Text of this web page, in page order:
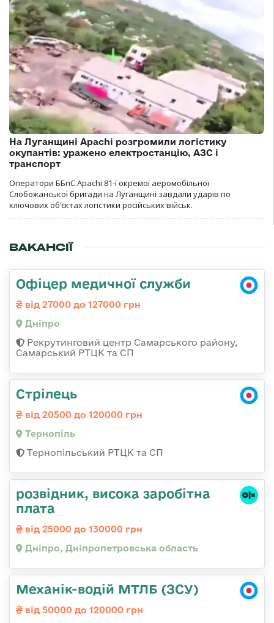
На Луганщині Apachi розгромили логістику
окупантів: уражено електростанцію, АЗС і
транспорт
Оператори ББпС Apachi 81-ї окремої аеромобільної
Слобожанської бригади на Луганщині завдали ударів по
ключових об’єктах логістики російських військ.
ВАКАНСІЇ
Офіцер медичної служби
від 27000 до 127000 грн
Дніпро
Рекрутинговий центр Самарського району,
Самарський РТЦК та СП
Стрілець
від 20500 до 120000 грн
Тернопіль
Тернопільський РТЦК та СП
розвідник, висока заробітна
плата
від 25000 до 130000 грн
Дніпро, Дніпропетровська область
Механік-водій МТЛБ (ЗСУ)
від 50000 до 120000 грн